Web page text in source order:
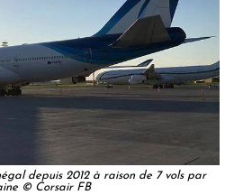
depuis 2012 à raison de 7 vols par
© Corsair FB